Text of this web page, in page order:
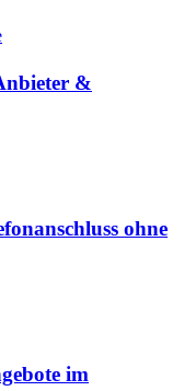
&
ohne
im